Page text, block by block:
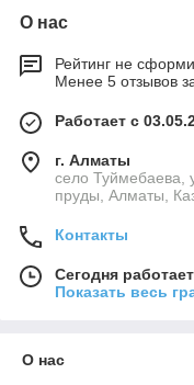
О нас
Рейтинг не
Менее 5 отзывов
Работает с
г. Алматы
село Туймебаева,
пруды, Алматы,
Контакты
Сегодня
Показать весь
О нас